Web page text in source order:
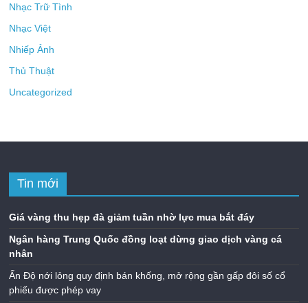
Nhạc Trữ Tình
Nhạc Việt
Nhiếp Ảnh
Thủ Thuật
Uncategorized
Tin mới
Giá vàng thu hẹp đà giảm tuần nhờ lực mua bắt đáy
Ngân hàng Trung Quốc đồng loạt dừng giao dịch vàng cá
nhân
Ấn Độ nới lỏng quy định bán khống, mở rộng gần gấp đôi số cổ
phiếu được phép vay